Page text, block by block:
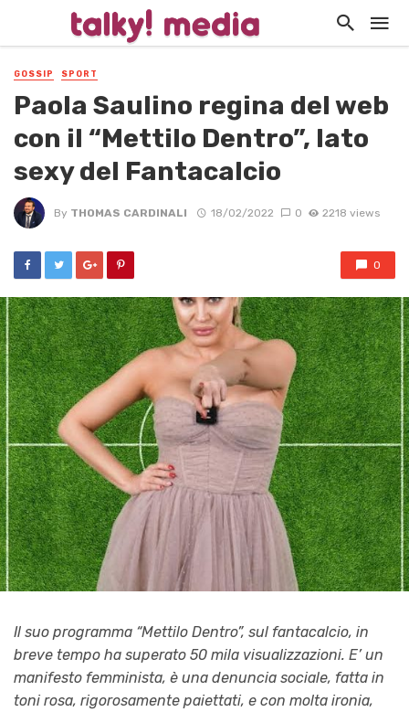
GOSSIP SPORT
Paola Saulino regina del web
con il “Mettilo Dentro”, lato
sexy del Fantacalcio
By THOMAS CARDINALI 18/02/2022 0 2218 views
0
Il suo programma “Mettilo Dentro”, sul fantacalcio, in
breve tempo ha superato 50 mila visualizzazioni. E’ un
manifesto femminista, è una denuncia sociale, fatta in
toni rosa, rigorosamente paiettati, e con molta ironia,